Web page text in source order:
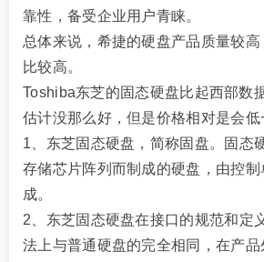
靠性，备受企业用户青睐。
总体来说，希捷的硬盘产品质量较
比较高。
Toshiba东芝的固态硬盘比起西部数
估计没那么好，但是价格相对是会低
1、东芝固态硬盘，简称固盘。固态
存储芯片阵列而制成的硬盘，由控制
成。
2、东芝固态硬盘在接口的规范和定
法上与普通硬盘的完全相同，在产